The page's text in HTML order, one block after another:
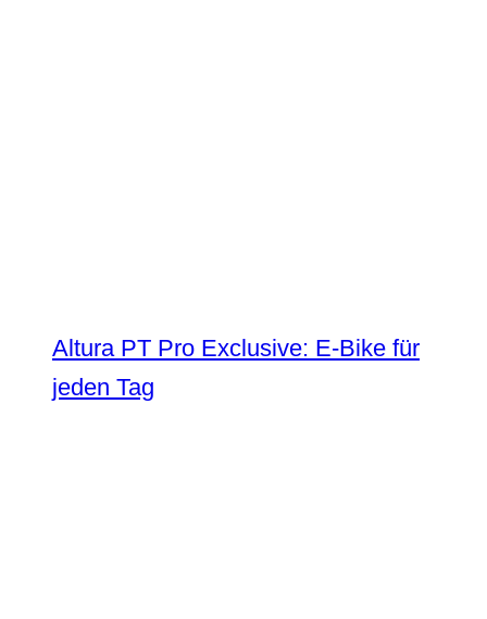
Altura PT Pro Exclusive: E-Bike für
jeden Tag